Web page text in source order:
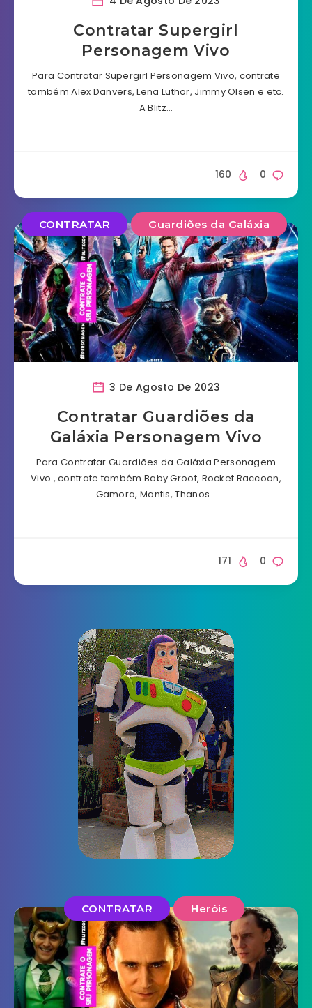
Contratar Supergirl
Personagem Vivo
Para Contratar Supergirl Personagem Vivo, contrate
também Alex Danvers, Lena Luthor, Jimmy Olsen e etc.
A Blitz…
0
160
CONTRATAR Guardiões da Galáxia
3 De Agosto De 2023
Contratar Guardiões da
Galáxia Personagem Vivo
Para Contratar Guardiões da Galáxia Personagem
Vivo , contrate também Baby Groot, Rocket Raccoon,
Gamora, Mantis, Thanos…
0
171
CONTRATAR Heróis